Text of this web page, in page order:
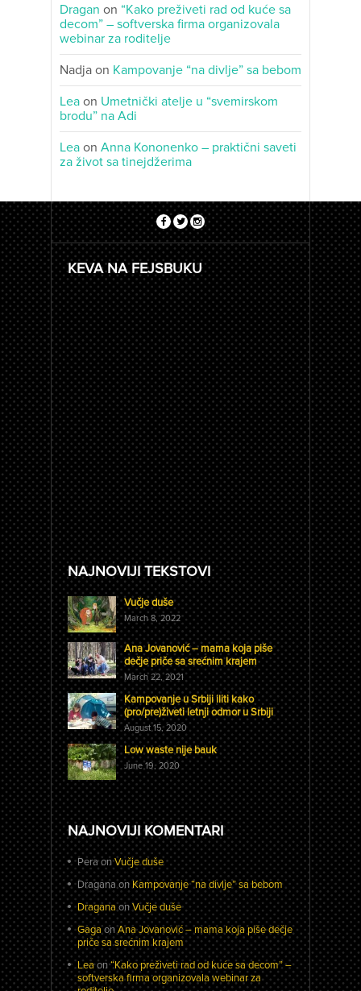
Dragan on “Kako preživeti rad od kuće sa
decom” – softverska firma organizovala
webinar za roditelje
Nadja on Kampovanje “na divlje” sa bebom
Lea on Umetnički atelje u “svemirskom
brodu” na Adi
Lea on Anna Kononenko – praktični saveti
za život sa tinejdžerima
KEVA NA FEJSBUKU
NAJNOVIJI TEKSTOVI
Vučje duše
March 8, 2022
Ana Jovanović – mama koja piše
dečje priče sa srećnim krajem
March 22, 2021
Kampovanje u Srbiji iliti kako
(pro/pre)živeti letnji odmor u Srbiji
August 15, 2020
Low waste nije bauk
June 19, 2020
NAJNOVIJI KOMENTARI
PeraonVučje duše
DraganaonKampovanje “na divlje” sa bebom
DraganaonVučje duše
GagaonAna Jovanović – mama koja piše dečje
priče sa srećnim krajem
Leaon“Kako preživeti rad od kuće sa decom” –
softverska firma organizovala webinar za